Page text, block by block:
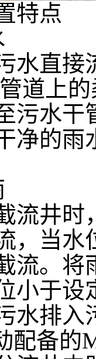
特点
水直
道上
污水
净的雨
流井
，当
流。将
小于
水排入
配备的